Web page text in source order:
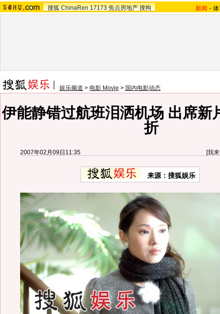
搜狐 ChinaRen 17173 焦点房地产 搜狗 新闻 -
娱乐频道 > 电影 Movie > 国内电影动态
伊能静错过航班泪洒机场 出席新
折
2007年02月09日11:35 [我
来源：搜狐娱乐